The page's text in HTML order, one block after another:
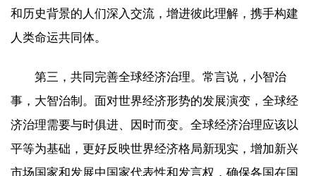
和历史背景的人们深入交流，增进彼此理解，携手构建
人类命运共同体。
第三，共同完善全球经济治理。常言说，小智治
事，大智治制。面对世界经济形势的发展演变，全球经
济治理需要与时俱进、因时而变。全球经济治理应该以
平等为基础，更好反映世界经济格局新现实，增加新兴
市场国家和发展中国家代表性和发言权，确保各国在国